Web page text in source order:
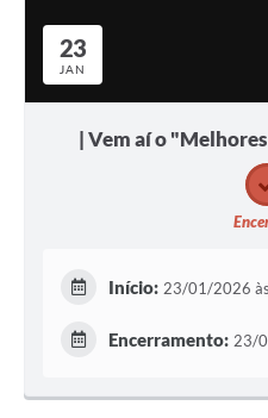
23
JAN
| Vem aí o
Início: 23/01/2026
Encerramento: 23/